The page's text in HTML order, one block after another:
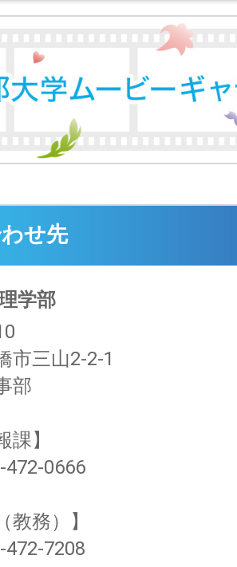
せ先
学部
市三山2-2-1
部
課】
472-0666
教務）】
472-7208